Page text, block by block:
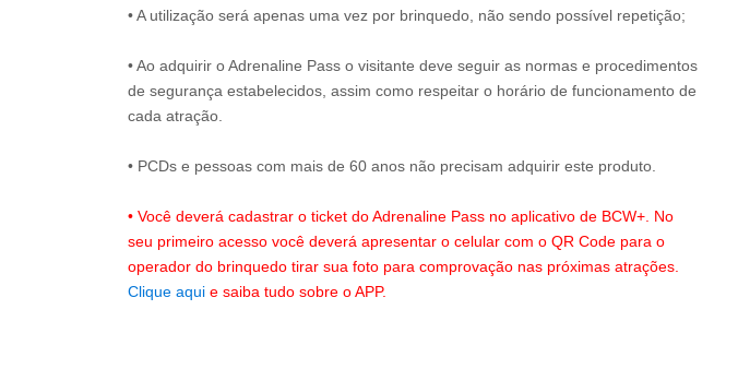
• A utilização será apenas uma vez por brinquedo, não sendo possível repetição;
• Ao adquirir o Adrenaline Pass o visitante deve seguir as normas e procedimentos
de segurança estabelecidos, assim como respeitar o horário de funcionamento de
cada atração.
• PCDs e pessoas com mais de 60 anos não precisam adquirir este produto.
• Você deverá cadastrar o ticket do Adrenaline Pass no aplicativo de BCW+. No
seu primeiro acesso você deverá apresentar o celular com o QR Code para o
operador do brinquedo tirar sua foto para comprovação nas próximas atrações.
Clique aqui e saiba tudo sobre o APP.